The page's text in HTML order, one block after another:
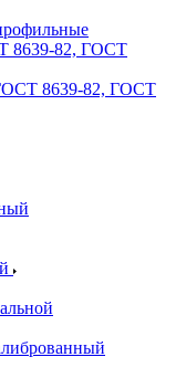
8639-82, ГОСТ
8639-82, ГОСТ